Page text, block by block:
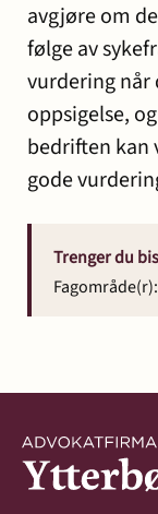
avgjøre om
følge av
vurdering når
oppsigelse,
bedriften kan
gode
Trenger du
Fagområde(r):